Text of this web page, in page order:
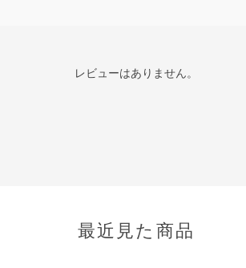
レビューはありません。
最近見た商品